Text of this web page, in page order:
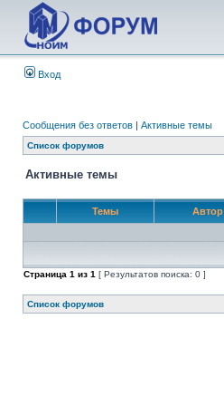
Вход
Сообщения без ответов | Активные темы
Список форумов
Активные темы
Темы Автор
Страница 1 из 1 [ Результатов поиска: 0 ]
Список форумов